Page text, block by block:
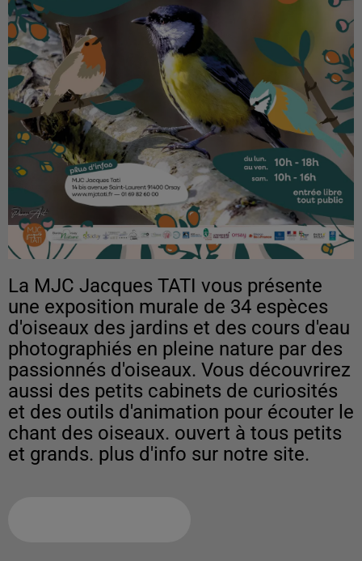
La MJC Jacques TATI vous présente
une exposition murale de 34 espèces
d'oiseaux des jardins et des cours d'eau
photographiés en pleine nature par des
passionnés d'oiseaux. Vous découvrirez
aussi des petits cabinets de curiosités
et des outils d'animation pour écouter le
chant des oiseaux. ouvert à tous petits
et grands. plus d'info sur notre site.